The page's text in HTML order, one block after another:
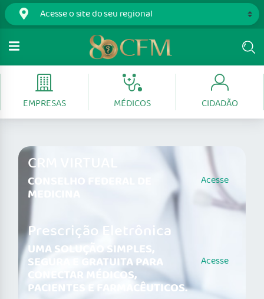
EMPRESAS MÉDICOS CIDADÃO
CRM VIRTUAL
CONSELHO FEDERAL DE
MEDICINA
Acesse
Prescrição Eletrônica
UMA SOLUÇÃO SIMPLES,
SEGURA E GRATUITA PARA
CONECTAR MÉDICOS,
PACIENTES E FARMACÊUTICOS.
Acesse